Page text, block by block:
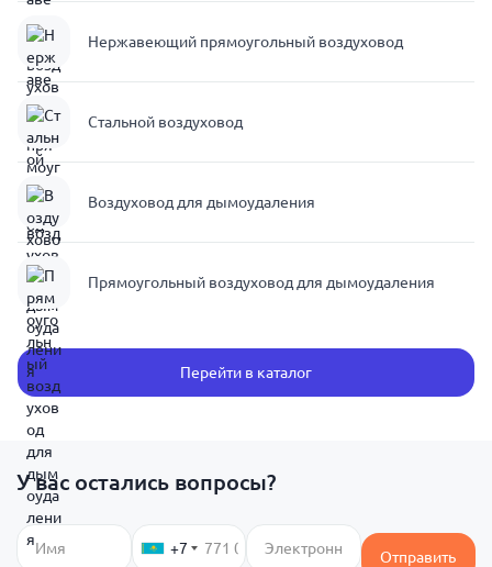
Нержавеющий прямоугольный воздуховод
Стальной воздуховод
Воздуховод для дымоудаления
Прямоугольный воздуховод для дымоудаления
Перейти в каталог
У вас остались вопросы?
+7 Отправить